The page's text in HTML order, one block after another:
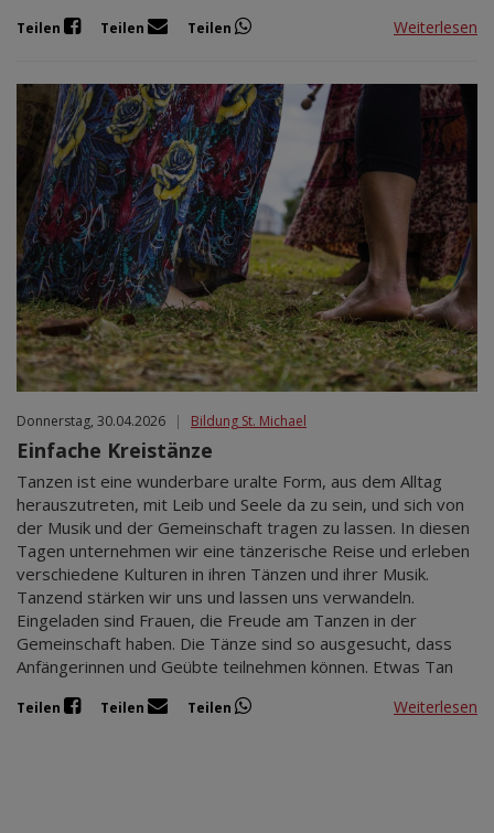
Teilen Teilen Teilen Weiterlesen
Donnerstag, 30.04.2026 | Bildung St. Michael
Einfache Kreistänze
Tanzen ist eine wunderbare uralte Form, aus dem Alltag
herauszutreten, mit Leib und Seele da zu sein, und sich von
der Musik und der Gemeinschaft tragen zu lassen. In diesen
Tagen unternehmen wir eine tänzerische Reise und erleben
verschiedene Kulturen in ihren Tänzen und ihrer Musik.
Tanzend stärken wir uns und lassen uns verwandeln.
Eingeladen sind Frauen, die Freude am Tanzen in der
Gemeinschaft haben. Die Tänze sind so ausgesucht, dass
Anfängerinnen und Geübte teilnehmen können. Etwas Tan
Teilen Teilen Teilen Weiterlesen